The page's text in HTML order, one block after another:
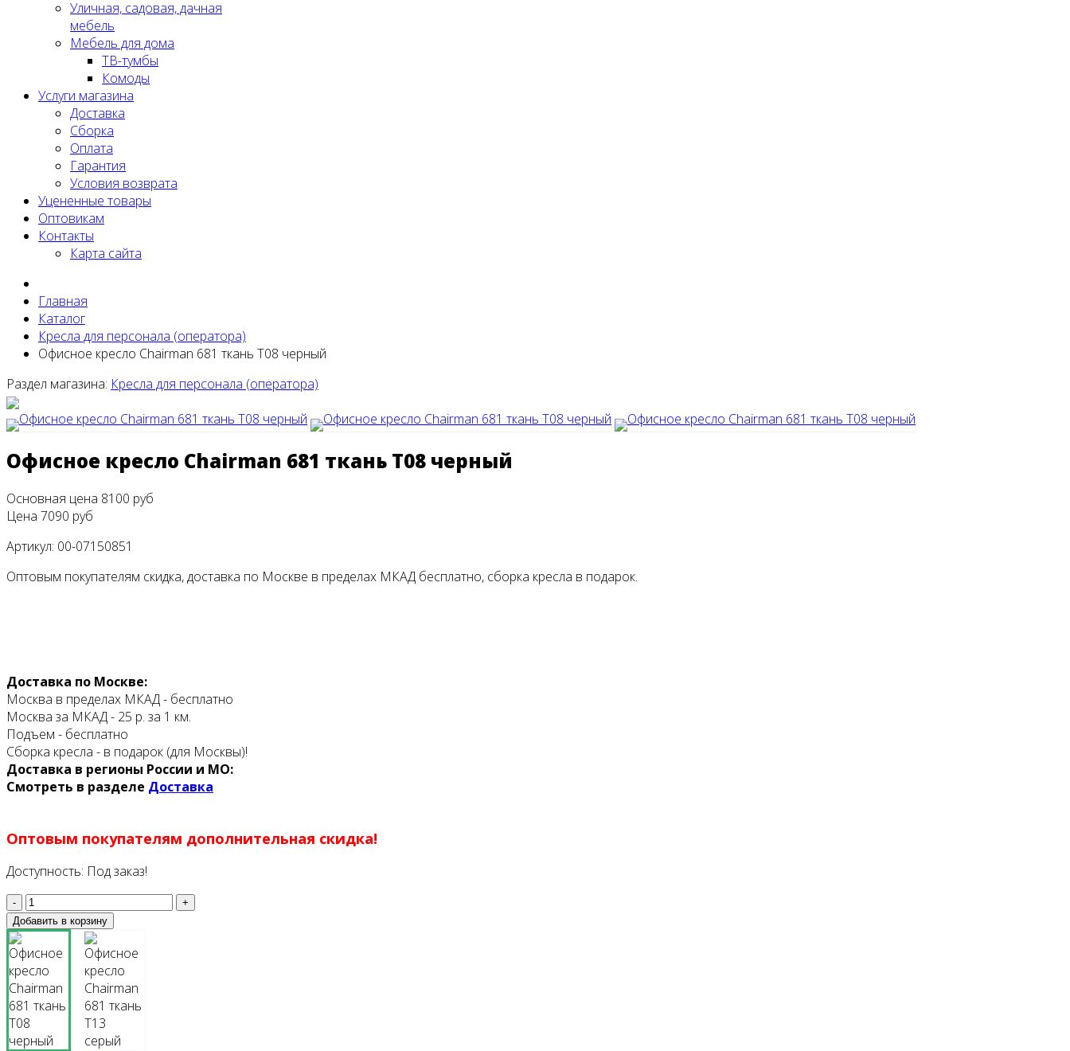
Уличная, садовая, дачная
мебель
Мебель для дома
ТВ-тумбы
Комоды
Услуги магазина
Доставка
Сборка
Оплата
Гарантия
Условия возврата
Уцененные товары
Оптовикам
Контакты
Карта сайта
Главная
Каталог
Кресла для персонала (оператора)
Офисное кресло Chairman 681 ткань T08 черный
Раздел магазина: Кресла для персонала (оператора)
Офисное кресло Chairman 681 ткань T08 черный
Основная цена 8100 руб
Цена 7090 руб
Артикул: 00-07150851
Оптовым покупателям скидка, доставка по Москве в пределах МКАД бесплатно, сборка кресла в подарок.
Доставка по Москве:
Москва в пределах МКАД - бесплатно
Москва за МКАД - 25 р. за 1 км.
Подъем - бесплатно
Сборка кресла - в подарок (для Москвы)!
Доставка в регионы России и МО:
Смотреть в разделе Доставка
Оптовым покупателям дополнительная скидка!
Доступность: Под заказ!